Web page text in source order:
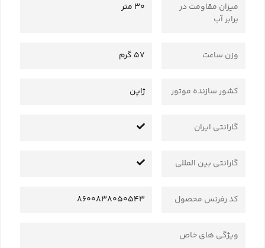
میزان مقاومت در
برابر آب
30 متر
وزن ساعت 57 گرم
کشور سازنده موتور ژاپن
گارانتی ایران
گارانتی بین المللی
کد رفرنس محصول 8600838050543
ویژگی های خاص